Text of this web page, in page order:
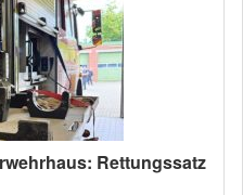
Rettungssatz